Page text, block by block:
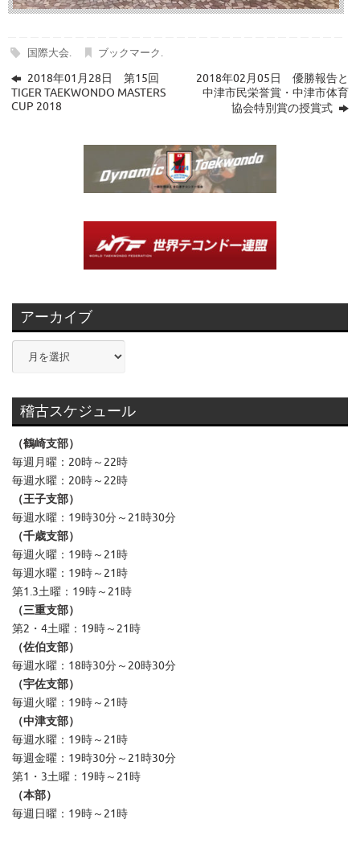
国際大会. ブックマーク.
2018年01月28日 第15回
TIGER TAEKWONDO MASTERS
CUP 2018
2018年02月05日 優勝報告と
中津市民栄誉賞・中津市体育
協会特別賞の授賞式
アーカイブ
イ
ブ
稽古スケジュール
（鶴崎支部）
毎週月曜：20時～22時
毎週水曜：20時～22時
（王子支部）
毎週水曜：19時30分～21時30分
（千歳支部）
毎週火曜：19時～21時
毎週水曜：19時～21時
第1.3土曜：19時～21時
（三重支部）
第2・4土曜：19時～21時
（佐伯支部）
毎週水曜：18時30分～20時30分
（宇佐支部）
毎週火曜：19時～21時
（中津支部）
毎週水曜：19時～21時
毎週金曜：19時30分～21時30分
第1・3土曜：19時～21時
（本部）
毎週日曜：19時～21時